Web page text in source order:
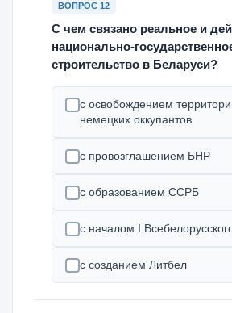
ВОПРОС 12
С чем связано реальное и
национально-
строительство в Беларуси?
с освобождением
немецких оккупантов
с провозглашением БНР
с образованием ССРБ
с началом I
с созданием Литбел